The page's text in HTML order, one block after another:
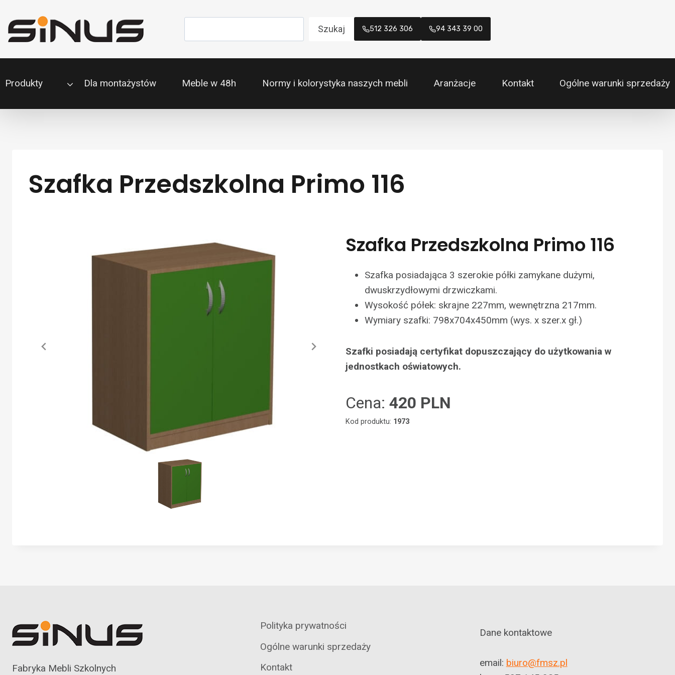
do
treści
Szukaj 512 326 306 94 343 39 00
Produkty Dla montażystów Meble w 48h Normy i kolorystyka naszych mebli Aranżacje Kontakt Ogólne warunki sprzedaży
Szafka Przedszkolna Primo 116
Szafka Przedszkolna Primo 116
Szafka posiadająca 3 szerokie półki zamykane dużymi,
dwuskrzydłowymi drzwiczkami.
Wysokość półek: skrajne 227mm, wewnętrzna 217mm.
Wymiary szafki: 798x704x450mm (wys. x szer.x gł.)
Szafki posiadają certyfikat dopuszczający do użytkowania w
jednostkach oświatowych.
Cena: 420 PLN
Kod produktu: 1973
Fabryka Mebli Szkolnych
Polityka prywatności
Ogólne warunki sprzedaży
Kontakt
Dane kontaktowe
email: biuro@fmsz.pl